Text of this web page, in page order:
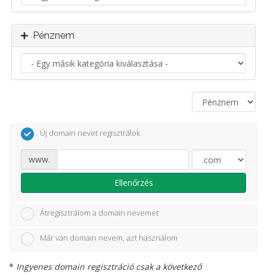
Pénznem
Új domain nevet regisztrálok
www.
Ellenőrzés
Átregisztrálom a domain nevemet
Már van domain nevem, azt használom
* Ingyenes domain regisztráció csak a következő